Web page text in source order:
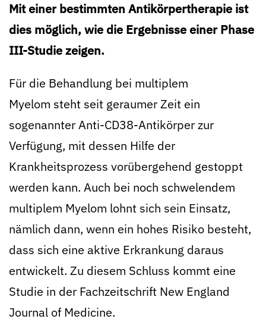
Mit einer bestimmten Antikörpertherapie ist
dies möglich, wie die Ergebnisse einer Phase
III-Studie zeigen.
Für die Behandlung bei multiplem
Myelom steht seit geraumer Zeit ein
sogenannter Anti-CD38-Antikörper zur
Verfügung, mit dessen Hilfe der
Krankheitsprozess vorübergehend gestoppt
werden kann. Auch bei noch schwelendem
multiplem Myelom lohnt sich sein Einsatz,
nämlich dann, wenn ein hohes Risiko besteht,
dass sich eine aktive Erkrankung daraus
entwickelt. Zu diesem Schluss kommt eine
Studie in der Fachzeitschrift New England
Journal of Medicine.